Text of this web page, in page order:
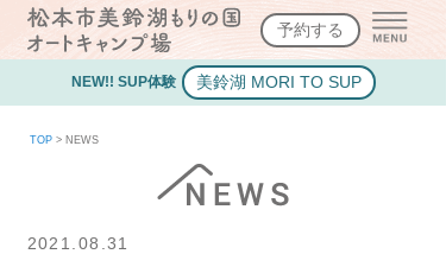
予約する
NEW!! SUP体験 美鈴湖 MORI TO SUP
TOP > NEWS
2021.08.31